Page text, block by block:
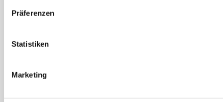
Präferenzen
Statistiken
Marketing
RSS DRAU 25/24F-TI